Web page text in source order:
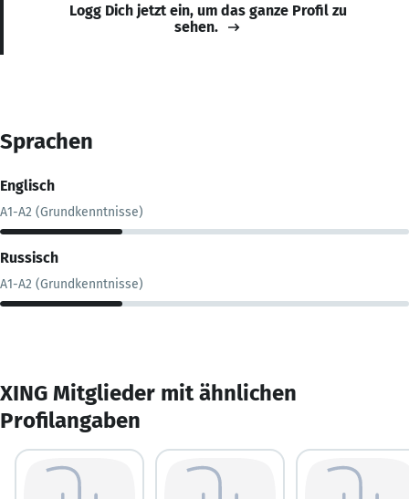
Logg Dich jetzt ein, um das ganze Profil zu
sehen.
Sprachen
Englisch
A1-A2 (Grundkenntnisse)
Russisch
A1-A2 (Grundkenntnisse)
XING Mitglieder mit ähnlichen
Profilangaben